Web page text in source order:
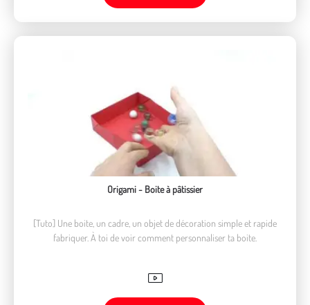
Origami - Boite à pâtissier
[Tuto] Une boite, un cadre, un objet de décoration simple et rapide
fabriquer. À toi de voir comment personnaliser ta boite.